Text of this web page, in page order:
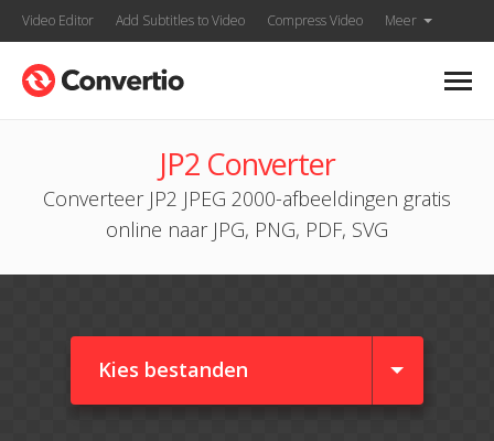
Video Editor Add Subtitles to Video Compress Video Meer
JP2 Converter
Converteer JP2 JPEG 2000-afbeeldingen gratis
online naar JPG, PNG, PDF, SVG
Kies bestanden